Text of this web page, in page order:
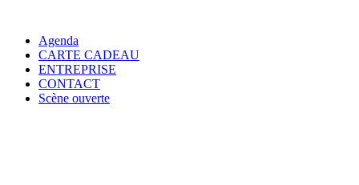
Agenda
CARTE CADEAU
ENTREPRISE
CONTACT
Scène ouverte